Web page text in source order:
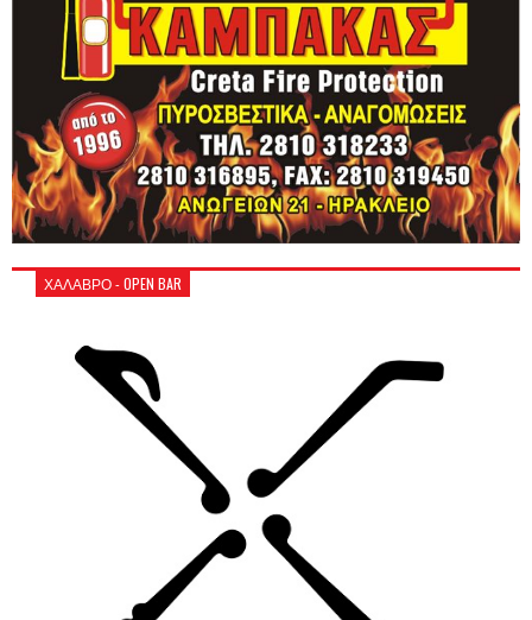
ΧΑΛΑΒΡΟ - OPEN BAR